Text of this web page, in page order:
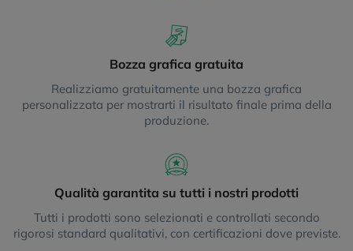
Bozza grafica gratuita
Realizziamo gratuitamente una bozza grafica
personalizzata per mostrarti il risultato finale prima della
produzione.
Qualità garantita su tutti i nostri prodotti
Tutti i prodotti sono selezionati e controllati secondo
rigorosi standard qualitativi, con certificazioni dove previste.